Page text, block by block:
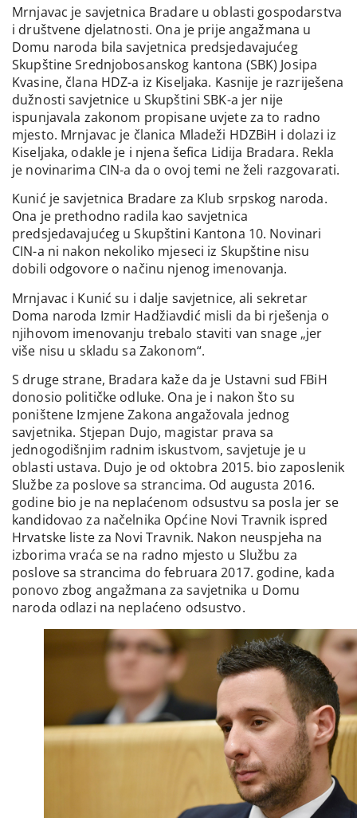
Mrnjavac je savjetnica Bradare u oblasti gospodarstva
i društvene djelatnosti. Ona je prije angažmana u
Domu naroda bila savjetnica predsjedavajućeg
Skupštine Srednjobosanskog kantona (SBK) Josipa
Kvasine, člana HDZ-a iz Kiseljaka. Kasnije je razriješena
dužnosti savjetnice u Skupštini SBK-a jer nije
ispunjavala zakonom propisane uvjete za to radno
mjesto. Mrnjavac je članica Mladeži HDZBiH i dolazi iz
Kiseljaka, odakle je i njena šefica Lidija Bradara. Rekla
je novinarima CIN-a da o ovoj temi ne želi razgovarati.
Kunić je savjetnica Bradare za Klub srpskog naroda.
Ona je prethodno radila kao savjetnica
predsjedavajućeg u Skupštini Kantona 10. Novinari
CIN-a ni nakon nekoliko mjeseci iz Skupštine nisu
dobili odgovore o načinu njenog imenovanja.
Mrnjavac i Kunić su i dalje savjetnice, ali sekretar
Doma naroda Izmir Hadžiavdić misli da bi rješenja o
njihovom imenovanju trebalo staviti van snage „jer
više nisu u skladu sa Zakonom“.
S druge strane, Bradara kaže da je Ustavni sud FBiH
donosio političke odluke. Ona je i nakon što su
poništene Izmjene Zakona angažovala jednog
savjetnika. Stjepan Dujo, magistar prava sa
jednogodišnjim radnim iskustvom, savjetuje je u
oblasti ustava. Dujo je od oktobra 2015. bio zaposlenik
Službe za poslove sa strancima. Od augusta 2016.
godine bio je na neplaćenom odsustvu sa posla jer se
kandidovao za načelnika Općine Novi Travnik ispred
Hrvatske liste za Novi Travnik. Nakon neuspjeha na
izborima vraća se na radno mjesto u Službu za
poslove sa strancima do februara 2017. godine, kada
ponovo zbog angažmana za savjetnika u Domu
naroda odlazi na neplaćeno odsustvo.